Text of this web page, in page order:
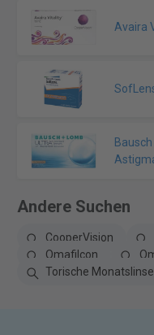
Avaira
Andere Suchen
CooperVision
Omafilcon
Torische